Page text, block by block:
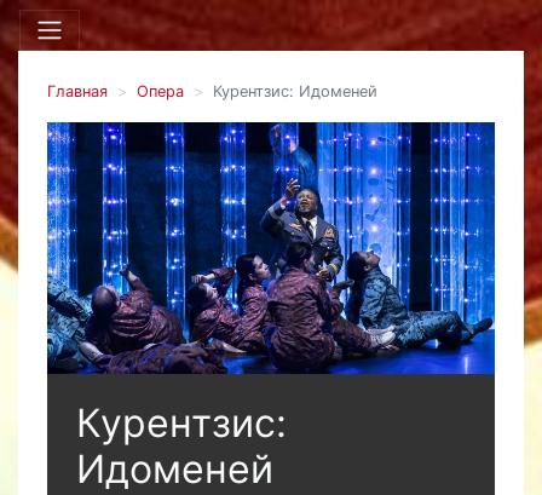
Главная Опера Курентзис: Идоменей
Курентзис:
Идоменей